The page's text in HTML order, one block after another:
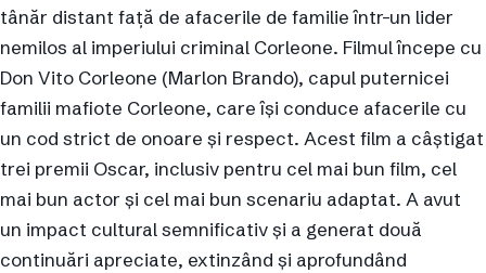
tânăr distant față de afacerile de familie într-un lider
nemilos al imperiului criminal Corleone. Filmul începe cu
Don Vito Corleone (Marlon Brando), capul puternicei
familii mafiote Corleone, care își conduce afacerile cu
un cod strict de onoare și respect. Acest film a câștigat
trei premii Oscar, inclusiv pentru cel mai bun film, cel
mai bun actor și cel mai bun scenariu adaptat. A avut
un impact cultural semnificativ și a generat două
continuări apreciate, extinzând și aprofundând